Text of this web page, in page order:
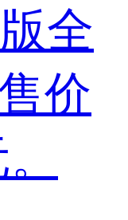
全
价